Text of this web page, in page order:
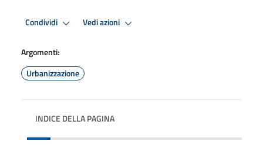
Condividi Vedi azioni
Argomenti:
Urbanizzazione
INDICE DELLA PAGINA